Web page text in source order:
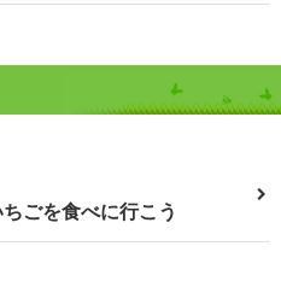
ごを食べに行こう